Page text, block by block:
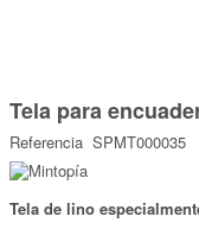
Top Ventas
Temática
comienzo
de
la
galería
de
imágenes
Tela para
Referencia SPMT000035
Tela de lino